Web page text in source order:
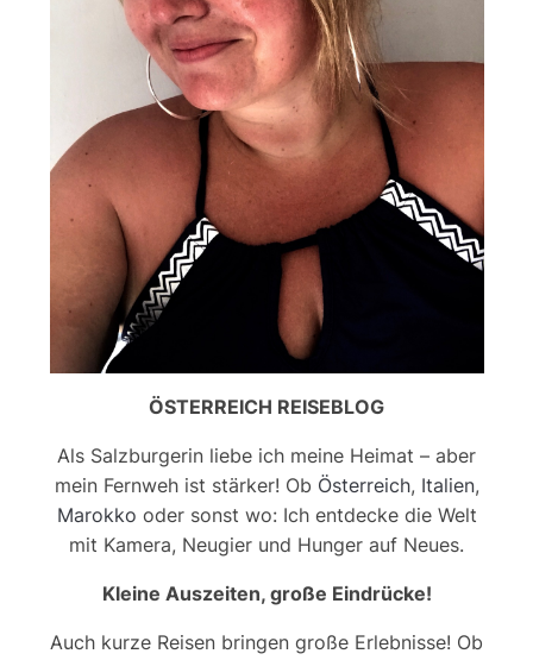
ÖSTERREICH REISEBLOG
Als Salzburgerin liebe ich meine Heimat – aber
mein Fernweh ist stärker! Ob Österreich, Italien,
Marokko oder sonst wo: Ich entdecke die Welt
mit Kamera, Neugier und Hunger auf Neues.
Kleine Auszeiten, große Eindrücke!
Auch kurze Reisen bringen große Erlebnisse! Ob